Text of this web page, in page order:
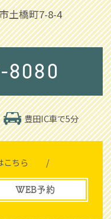
土橋町7-8-4
8080
豊田IC車で5分
こちら /
WEB予約